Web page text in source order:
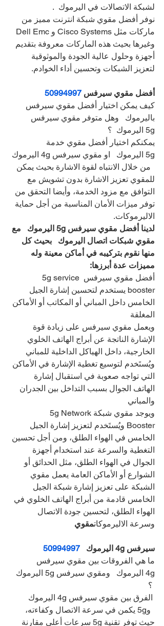
لشبكة الاتصالات في اليرموك  .
نوفر أفضل مقوي شبكة انترنت مميز من
وغيرها بحيث هذه الماركات معروفة بتقديم
أجهزة وحلول عالية الجودة والموثوقية
لتعزيز الشبكات وتحسين أداء الخوادم.
أفضل مقوي سيرفس 50994997
كيف يمكن اختيار أفضل مقوي سيرفس
باليرموك   وهل متوفر مقوي سيرفس
5g اليرموك  ؟
يمكنكم اختيار أفضل مقوي خدمة
5g اليرموك   او مقوي سيرفس 4g اليرموك
من خلال الانتباه لقوة الاشارة بحيث يمكن
للمقوي تعزيز الاشارة بدون تشويش مع
التوافق مع مزود الخدمة، وأيضا التحقق من
توفر ميزات الأمان المناسبة من أجل حماية
الاليرموكات.
لدينا أفضل مقوي سيرفس 5g اليرموك   مع
مقوي شبكات اتصال اليرموك   بحيث كل
منها نقوم بتركيبه في أماكن معينة وله
مميزات عدة أبرزها:
أفضل مقوي سيرفس 5g service
booster يستخدم لتحسين إشارة الجيل
الخامس داخل المباني أو المكاتب أو الأماكن
المغلقة
ويعمل مقوي سيرفس على زيادة قوة
الإشارة الناتجة عن أبراج الهاتف الخلوي
الخارجية، داخل الهياكل الداخلية للمباني
ويُستَخدم لتوسيع تغطية الإشارة في الأماكن
التي تواجه صعوبة في استقبال إشارة
الهاتف الجوال بسبب التداخل بين الجدران
والمباني
ويوجد مقوي شبكة5g Network
Booster ويُستَخدم لتعزيز إشارة الجيل
الخامس في الهواء الطلق، ومن أجل تحسين
التغطية والسرعة عند استخدام أجهزة
الجوال في الهواء الطلق، مثل الحدائق أو
الشوارع أو الأماكن العامة يعمل مقوي
الشبكة على تعزيز إشارة شبكة الجيل
الخامس قادمة من أبراج الهاتف الخلوي في
الهواء الطلق، لتحسين جودة الاتصال
وسرعة الاليرموكاتمقوي
سيرفس 4g اليرموك
50994997
ما هي الفروقات بين مقوي سيرفس
4g اليرموك   ومقوي سيرفس 5g اليرموك
؟
الفرق بين مقوي سيرفس 4g اليرموك
و5g يكمن في سرعة الاتصال وكفاءته،
حيث توفر تقنية 5g سرعات أعلى مقارنة